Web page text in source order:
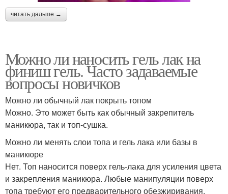
читать дальше →
Можно ли наносить гель лак на
финиш гель. Часто задаваемые
вопросы новичков
Можно ли обычный лак покрыть топом
Можно. Это может быть как обычный закрепитель
маникюра, так и топ-сушка.
Можно ли менять слои топа и гель лака или базы в
маникюре
Нет. Топ наносится поверх гель-лака для усиления цвета
и закрепления маникюра. Любые манипуляции поверх
топа требуют его предварительного обезжиривания.